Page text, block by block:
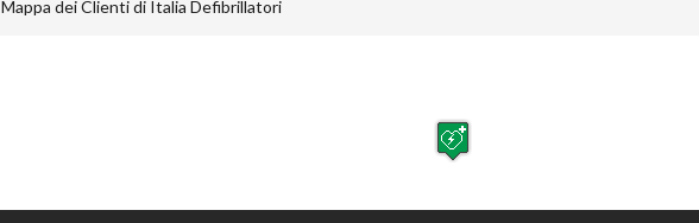
Mappa dei Clienti di Italia Defibrillatori